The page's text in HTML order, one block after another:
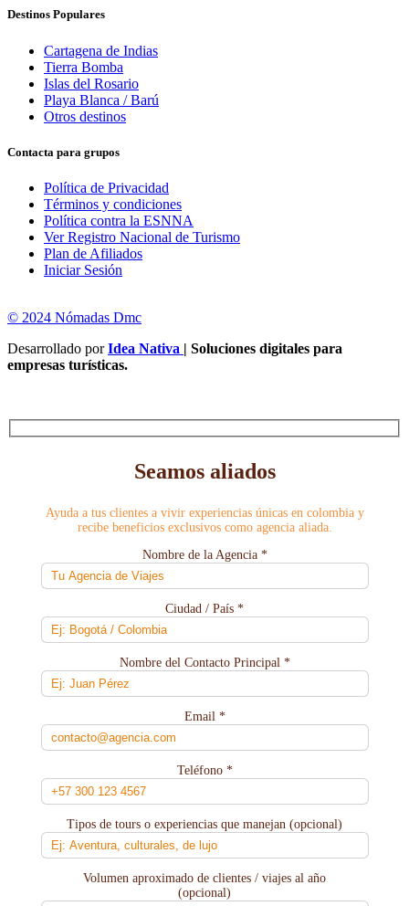
Destinos Populares
Cartagena de Indias
Tierra Bomba
Islas del Rosario
Playa Blanca / Barú
Otros destinos
Contacta para grupos
Política de Privacidad
Términos y condiciones
Política contra la ESNNA
Ver Registro Nacional de Turismo
Plan de Afiliados
Iniciar Sesión
© 2024 Nómadas Dmc
Desarrollado porIdea Nativa | Soluciones digitales para
empresas turísticas.
Seamos aliados
Ayuda a tus clientes a vivir experiencias únicas en colombia y
recibe beneficios exclusivos como agencia aliada.
Nombre de la Agencia *
Ciudad / País *
Nombre del Contacto Principal *
Email *
Teléfono *
Tipos de tours o experiencias que manejan (opcional)
Volumen aproximado de clientes / viajes al año
(opcional)